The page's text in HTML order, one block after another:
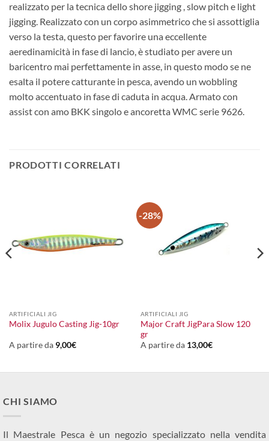
realizzato per la tecnica dello shore jigging , slow pitch e light
jigging. Realizzato con un corpo asimmetrico che si assottiglia
verso la testa, questo per favorire una eccellente
aeredinamicità in fase di lancio, è studiato per avere un
baricentro mai perfettamente in asse, in questo modo se ne
esalta il potere catturante in pesca, avendo un wobbling
molto accentuato in fase di caduta in acqua. Armato con
assist con amo BKK singolo e ancoretta WMC serie 9626.
PRODOTTI CORRELATI
ARTIFICIALI JIG
Molix Jugulo Casting Jig-10gr
A partire da 9,00€
-28%
ARTIFICIALI JIG
Major Craft JigPara Slow 120
gr
A partire da 13,00€
CHI SIAMO
Il Maestrale Pesca è un negozio specializzato nella vendita